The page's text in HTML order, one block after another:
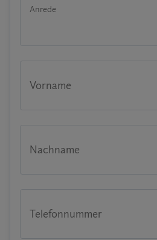
Anrede
Vorname
Nachname
Telefonnummer